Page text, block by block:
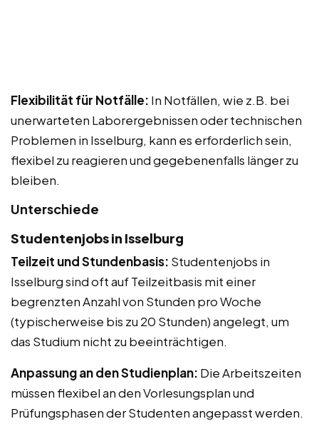
Flexibilität für Notfälle: In Notfällen, wie z.B. bei
unerwarteten Laborergebnissen oder technischen
Problemen in Isselburg, kann es erforderlich sein,
flexibel zu reagieren und gegebenenfalls länger zu
bleiben.
Unterschiede
Studentenjobs in Isselburg
Teilzeit und Stundenbasis: Studentenjobs in
Isselburg sind oft auf Teilzeitbasis mit einer
begrenzten Anzahl von Stunden pro Woche
(typischerweise bis zu 20 Stunden) angelegt, um
das Studium nicht zu beeinträchtigen.
Anpassung an den Studienplan: Die Arbeitszeiten
müssen flexibel an den Vorlesungsplan und
Prüfungsphasen der Studenten angepasst werden.